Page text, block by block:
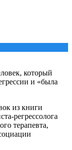
который
и «была
из книги
регрессолога
терапевта,